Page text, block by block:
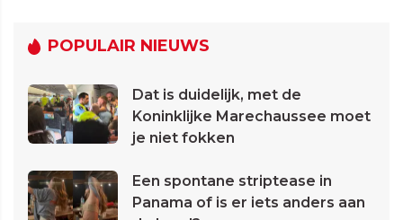
POPULAIR NIEUWS
Dat is duidelijk, met de
Koninklijke Marechaussee moet
je niet fokken
Een spontane striptease in
Panama of is er iets anders aan